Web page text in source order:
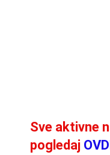
Sve aktivne
pogledaj